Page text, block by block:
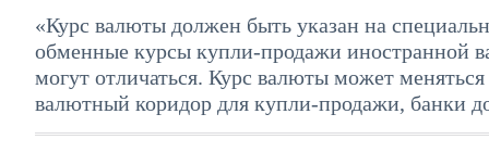
«Курс валюты должен быть указан на
обменные курсы купли-продажи иностранной
могут отличаться. Курс валюты может
валютный коридор для купли-продажи, банки